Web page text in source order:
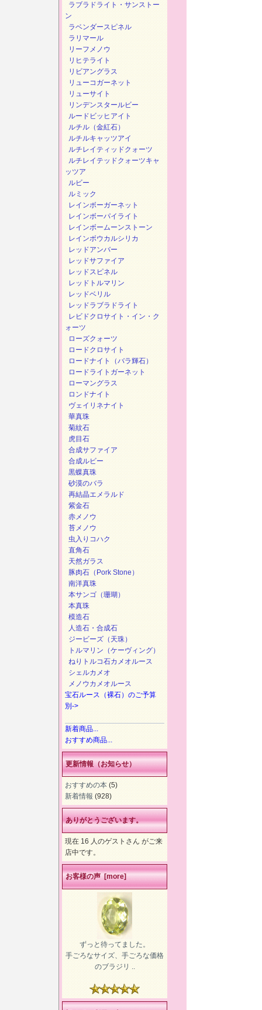
ラブラドライト・サンストー
ン
ラベンダースピネル
ラリマール
リーフメノウ
リヒテライト
リビアングラス
リューコガーネット
リューサイト
リンデンスタールビー
ルードビッヒアイト
ルチル（金紅石）
ルチルキャッツアイ
ルチレイティッドクォーツ
ルチレイテッドクォーツキャ
ッツア
ルビー
ルミック
レインボーガーネット
レインボーパイライト
レインボームーンストーン
レインボウカルシリカ
レッドアンバー
レッドサファイア
レッドスピネル
レッドトルマリン
レッドベリル
レッドラブラドライト
レビドクロサイト・イン・ク
ォーツ
ローズクォーツ
ロードクロサイト
ロードナイト（バラ輝石）
ロードライトガーネット
ローマングラス
ロンドナイト
ヴェイリネナイト
華真珠
菊紋石
虎目石
合成サファイア
合成ルビー
黒蝶真珠
砂漠のバラ
再結晶エメラルド
紫金石
赤メノウ
苔メノウ
虫入りコハク
直角石
天然ガラス
豚肉石（Pork Stone）
南洋真珠
本サンゴ（珊瑚）
本真珠
模造石
人造石・合成石
ジービーズ（天珠）
トルマリン（ケーヴィング）
ねりトルコ石カメオルース
シェルカメオ
メノウカメオルース
宝石ルース（裸石）のご予算
別->
新着商品...
おすすめ商品...
更新情報（お知らせ）
おすすめの本 (5)
新着情報 (928)
ありがとうございます。
現在 16 人のゲストさん がご来
店中です。
お客様の声 [more]
ずっと待ってました。
手ごろなサイズ、手ごろな価格
のブラジリ ..